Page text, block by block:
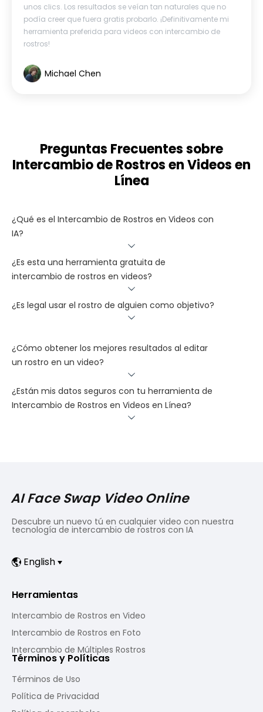
unos clics. Los resultados se veían tan naturales que no
podía creer que fuera gratis probarlo. ¡Definitivamente mi
herramienta preferida para videos con intercambio de
rostros!
Michael Chen
Preguntas Frecuentes sobre
Intercambio de Rostros en Videos en
Línea
¿Qué es el Intercambio de Rostros en Videos con
IA?
¿Es esta una herramienta gratuita de
intercambio de rostros en videos?
¿Es legal usar el rostro de alguien como objetivo?
¿Cómo obtener los mejores resultados al editar
un rostro en un video?
¿Están mis datos seguros con tu herramienta de
Intercambio de Rostros en Videos en Línea?
AI Face Swap Video Online
Descubre un nuevo tú en cualquier video con nuestra
tecnología de intercambio de rostros con IA
English
Herramientas
Intercambio de Rostros en Video
Intercambio de Rostros en Foto
Intercambio de Múltiples Rostros
Términos y Políticas
Términos de Uso
Política de Privacidad